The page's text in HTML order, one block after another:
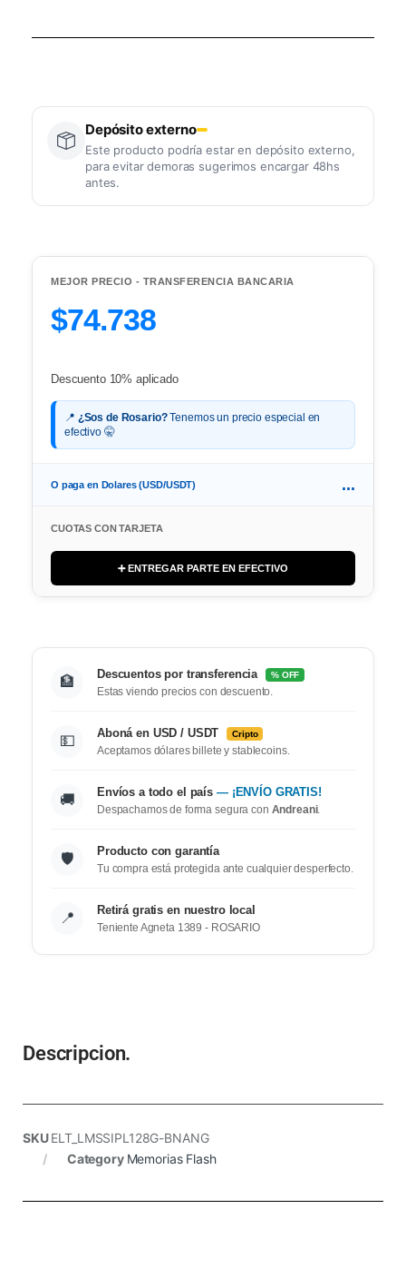
Depósito externo
Este producto podría estar en depósito externo,
para evitar demoras sugerimos encargar 48hs
antes.
MEJOR PRECIO - TRANSFERENCIA BANCARIA
$74.738
Descuento 10% aplicado
📍 ¿Sos de Rosario?Tenemos un precio especial en
efectivo 🤫
O paga en Dolares (USD/USDT) ...
CUOTAS CON TARJETA
➕ ENTREGAR PARTE EN EFECTIVO
🏦 Descuentos por transferencia % OFF
Estas viendo precios con descuento.
💵 Aboná en USD / USDT Cripto
Aceptamos dólares billete y stablecoins.
🚚 Envíos a todo el país — ¡ENVÍO GRATIS!
Despachamos de forma segura con Andreani.
🛡️ Producto con garantía
Tu compra está protegida ante cualquier desperfecto.
📍 Retirá gratis en nuestro local
Teniente Agneta 1389 - ROSARIO
Descripcion.
SKUELT_LMSSIPL128G-BNANG
Category Memorias Flash